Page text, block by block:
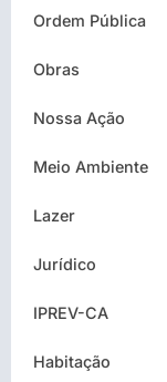
Ordem Pública
Obras
Nossa Ação
Meio Ambiente
Lazer
Jurídico
IPREV-CA
Habitação